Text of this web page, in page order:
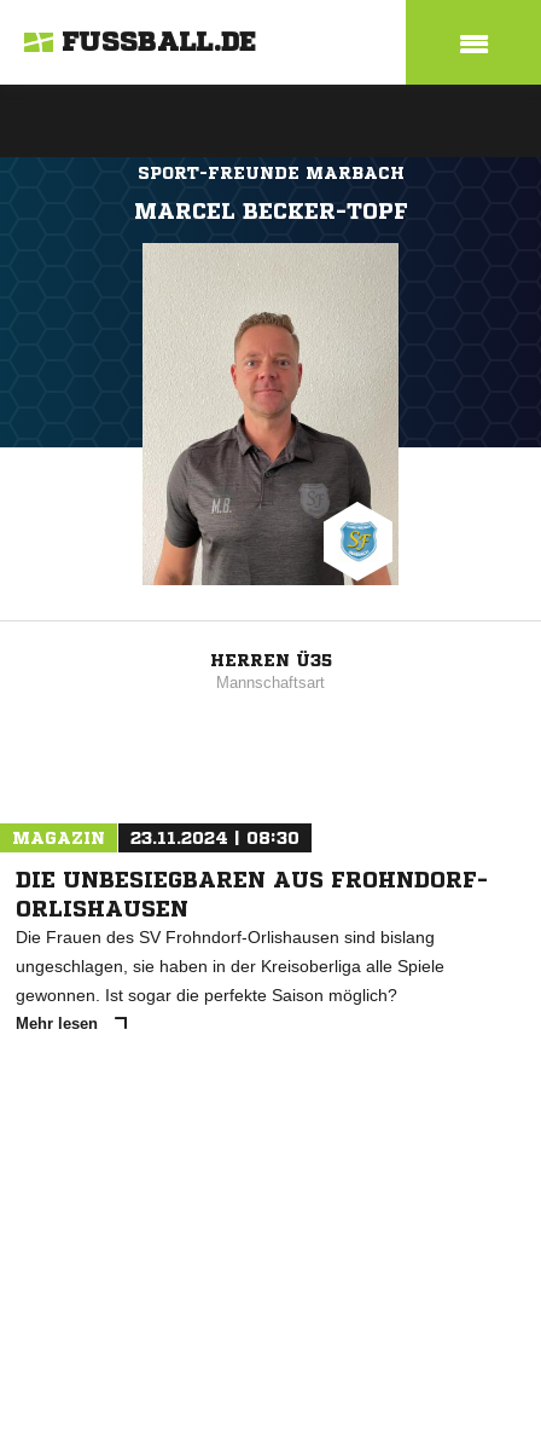
FUSSBALL.DE
SPORT-FREUNDE MARBACH
MARCEL BECKER-TOPF
HERREN Ü35
Mannschaftsart
MAGAZIN 23.11.2024 | 08:30
DIE UNBESIEGBAREN AUS FROHNDORF-
ORLISHAUSEN
Die Frauen des SV Frohndorf-Orlishausen sind bislang
ungeschlagen, sie haben in der Kreisoberliga alle Spiele
gewonnen. Ist sogar die perfekte Saison möglich?
Mehr lesen